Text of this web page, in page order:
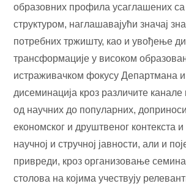
образовних профила усаглашених
структуром, наглашавајући значај
потребних тржишту, као и увођење
трансформације у високом
истраживачком фокусу Департмана
дисеминација кроз различите канале
од научних до популарних,
економског и друштвеног контекста
научној и стручној јавности, али и
привреди, кроз организовање
столова на којима учествују